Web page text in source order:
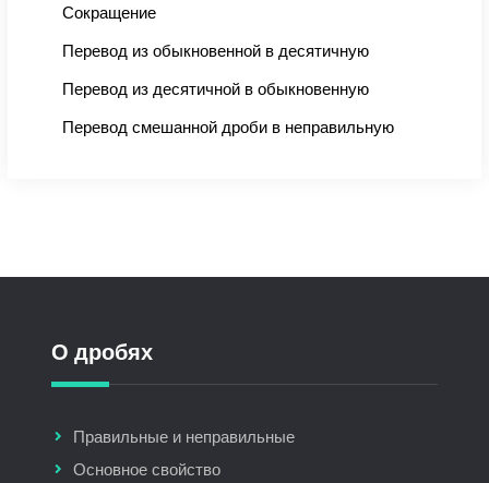
Сокращение
Перевод из обыкновенной в десятичную
Перевод из десятичной в обыкновенную
Перевод смешанной дроби в неправильную
О дробях
Правильные и неправильные
Основное свойство